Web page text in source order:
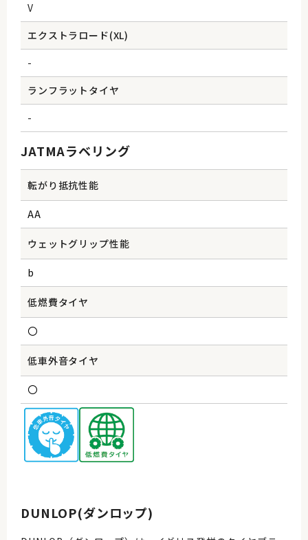
V
エクストラロード(XL)
-
ランフラットタイヤ
-
JATMAラベリング
転がり抵抗性能
AA
ウェットグリップ性能
b
低燃費タイヤ
〇
低車外音タイヤ
〇
DUNLOP(ダンロップ)